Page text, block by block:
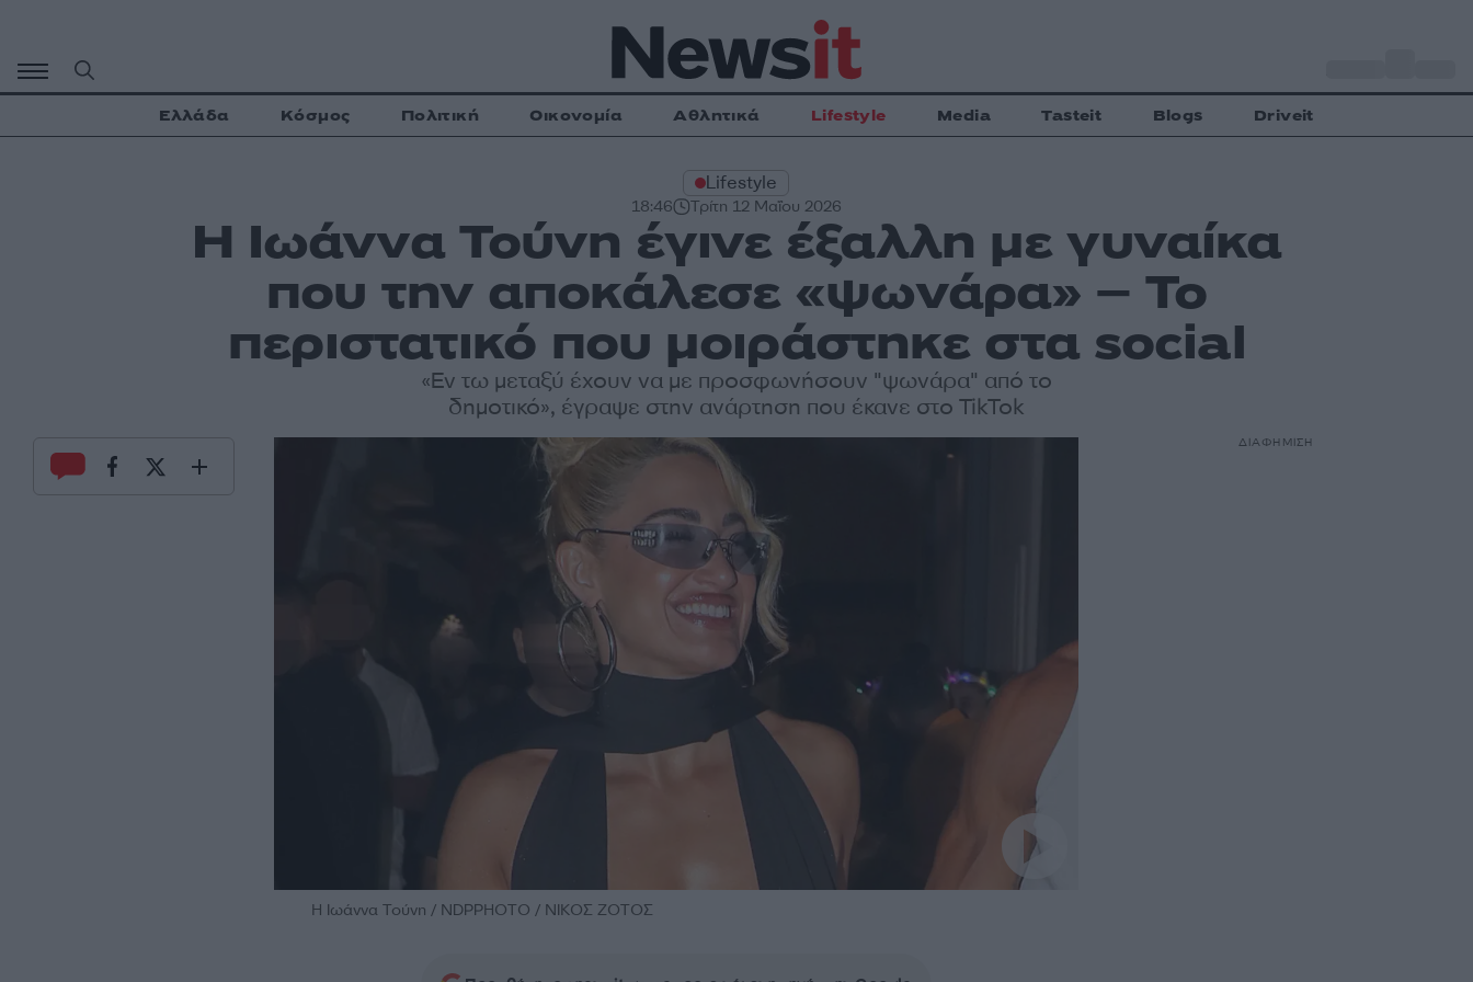
περιεχόμενο
Ελλάδα Κόσμος Πολιτική Οικονομία Αθλητικά Lifestyle Media Tasteit Blogs Driveit
Lifestyle
18:46 Τρίτη 12 Μαΐου 2026
Η Ιωάννα Τούνη έγινε έξαλλη με γυναίκα
που την αποκάλεσε «ψωνάρα» – Το
περιστατικό που μοιράστηκε στα social
«Εν τω μεταξύ έχουν να με προσφωνήσουν "ψωνάρα" από το
δημοτικό», έγραψε στην ανάρτηση που έκανε στο TikTok
Η Ιωάννα Τούνη / NDPPHOTO / ΝΙΚΟΣ ΖΟΤΟΣ
ΔΙΑΦΗΜΙΣΗ